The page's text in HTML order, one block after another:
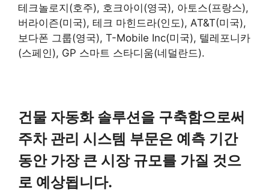
테크놀로지(호주), 호크아이(영국), 아토스(프랑스),
버라이즌(미국), 테크 마힌드라(인도), AT&T(미국),
보다폰 그룹(영국), T-Mobile Inc(미국), 텔레포니카
(스페인), GP 스마트 스타디움(네덜란드).
건물 자동화 솔루션을 구축함으로써
주차 관리 시스템 부문은 예측 기간
동안 가장 큰 시장 규모를 가질 것으
로 예상됩니다.